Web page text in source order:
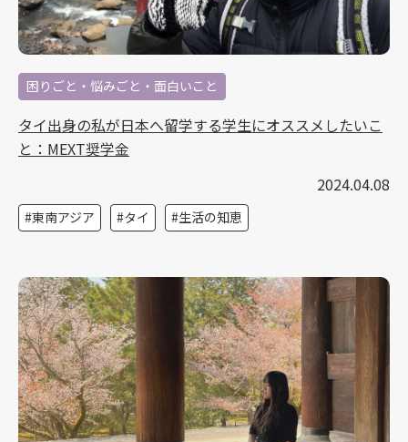
困りごと・悩みごと・面白いこと
タイ出身の私が日本へ留学する学生にオススメしたいこ
と：MEXT奨学金
2024.04.08
東南アジア タイ 生活の知恵